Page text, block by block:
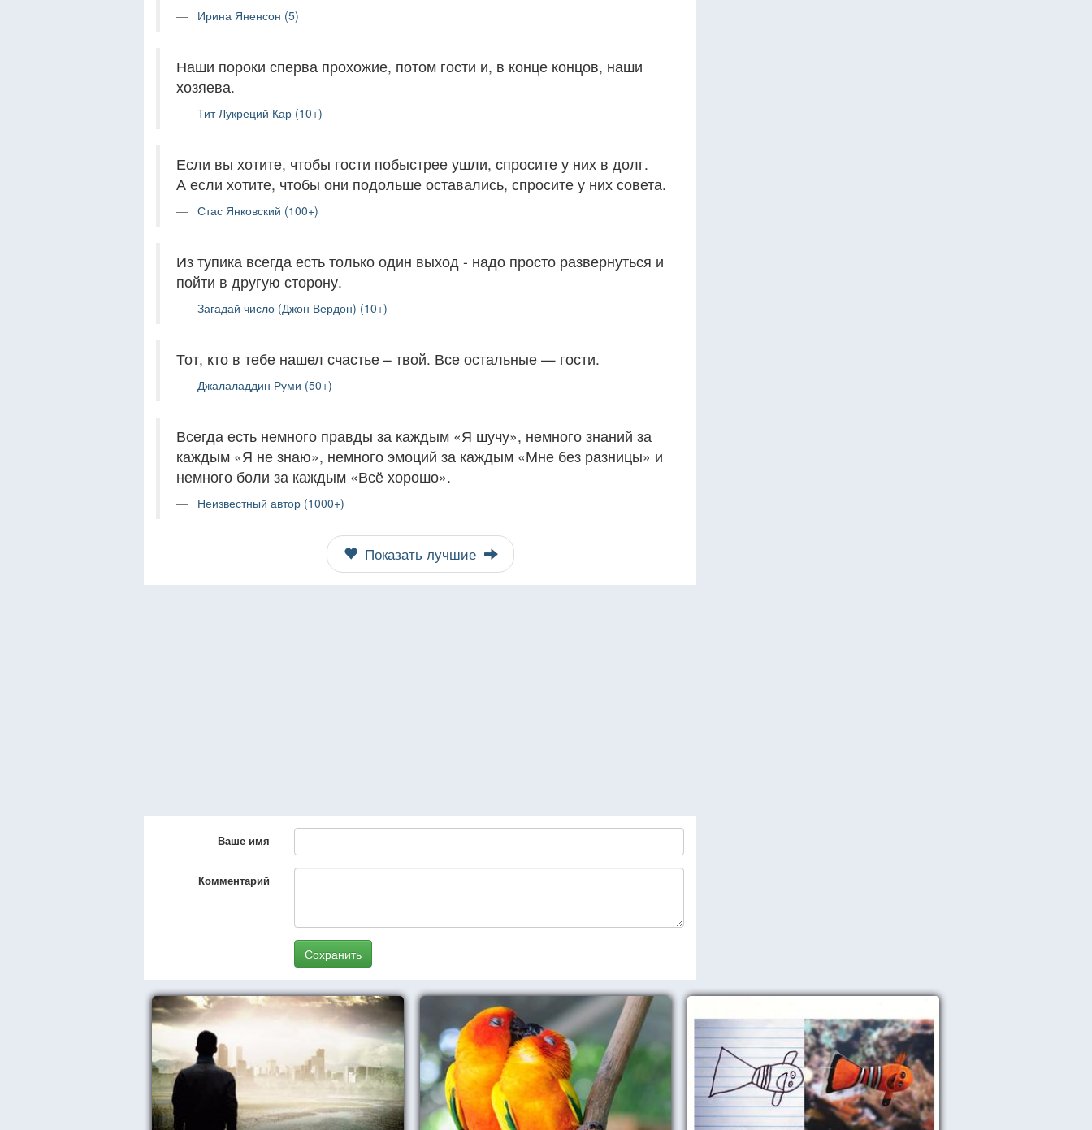
Ирина Яненсон (5)
Наши пороки сперва прохожие, потом гости и, в конце концов, наши
хозяева.
Тит Лукреций Кар (10+)
Если вы хотите, чтобы гости побыстрее ушли, спросите у них в долг.
А если хотите, чтобы они подольше оставались, спросите у них совета.
Стас Янковский (100+)
Из тупика всегда есть только один выход - надо просто развернуться и
пойти в другую сторону.
Загадай число (Джон Вердон) (10+)
Тот, кто в тебе нашел счастье – твой. Все остальные — гости.
Джалаладдин Руми (50+)
Всегда есть немного правды за каждым «Я шучу», немного знаний за
каждым «Я не знаю», немного эмоций за каждым «Мне без разницы» и
немного боли за каждым «Всё хорошо».
Неизвестный автор (1000+)
Показать лучшие
Ваше имя
Комментарий
Сохранить